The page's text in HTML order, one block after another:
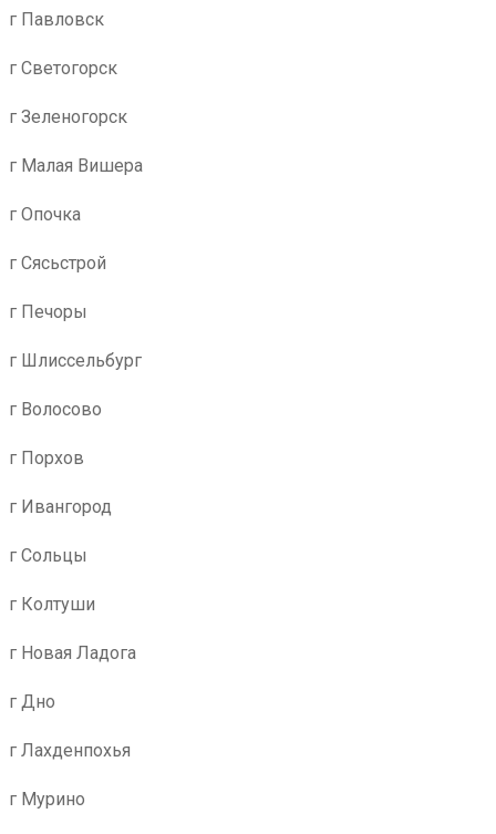
г Павловск
г Светогорск
г Зеленогорск
г Малая Вишера
г Опочка
г Сясьстрой
г Печоры
г Шлиссельбург
г Волосово
г Порхов
г Ивангород
г Сольцы
г Колтуши
г Новая Ладога
г Дно
г Лахденпохья
г Мурино